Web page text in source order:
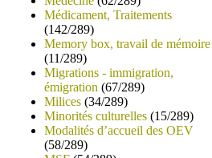
Médicament, Traitements
(142/289)
Memory box, travail de mémoire
(11/289)
Migrations - immigration,
émigration (67/289)
Milices (34/289)
Minorités culturelles (15/289)
Modalités d’accueil des OEV
(58/289)